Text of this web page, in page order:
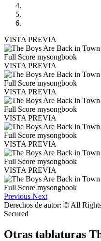
VISTA PREVIA
VISTA PREVIA
VISTA PREVIA
VISTA PREVIA
VISTA PREVIA
VISTA PREVIA
Previous Next
Derechos de autor: © All
Secured
Otras tablaturas